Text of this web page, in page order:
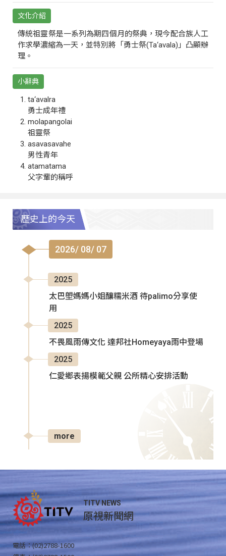
文化介紹
傳統祖靈祭是一系列為期四個月的祭典，現今配合族人工
作求學濃縮為一天，並特別將「勇士祭(Ta‘avala)」凸顯辦
理。
小辭典
ta‘avalra
勇士成年禮
molapangolai
祖靈祭
asavasavahe
男性青年
atamatama
父字輩的稱呼
歷史上的今天
2026/ 08/ 07
2025
太巴塱媽媽小姐釀糯米酒 待palimo分享使
用
2025
不畏風雨傳文化 達邦社Homeyaya雨中登場
2025
仁愛鄉表揚模範父親 公所精心安排活動
more
TITV NEWS
原視新聞網
電話：(02)2788-1600